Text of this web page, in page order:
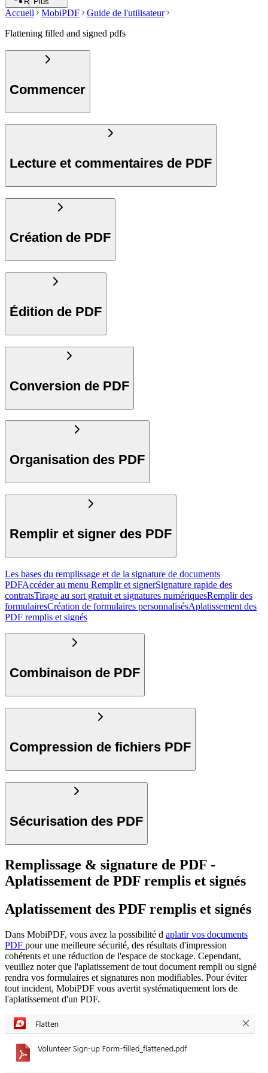
Accueil MobiPDF
Guide de l'utilisateur
Flattening filled and signed pdfs
Commencer
Lecture et commentaires de PDF
Création de PDF
Édition de PDF
Conversion de PDF
Organisation des PDF
Remplir et signer des PDF
Les bases du remplissage et de la signature de documents
PDFAccéder au menu Remplir et signerSignature rapide des
contratsTirage au sort gratuit et signatures numériquesRemplir des
formulairesCréation de formulaires personnalisésAplatissement des
PDF remplis et signés
Combinaison de PDF
Compression de fichiers PDF
Sécurisation des PDF
Remplissage & signature de PDF -
Aplatissement de PDF remplis et signés
Aplatissement des PDF remplis et signés
Dans MobiPDF, vous avez la possibilité d aplatir vos documents
PDF pour une meilleure sécurité, des résultats d'impression
cohérents et une réduction de l'espace de stockage. Cependant,
veuillez noter que l'aplatissement de tout document rempli ou signé
rendra vos formulaires et signatures non modifiables. Pour éviter
tout incident, MobiPDF vous avertit systématiquement lors de
l'aplatissement d'un PDF.